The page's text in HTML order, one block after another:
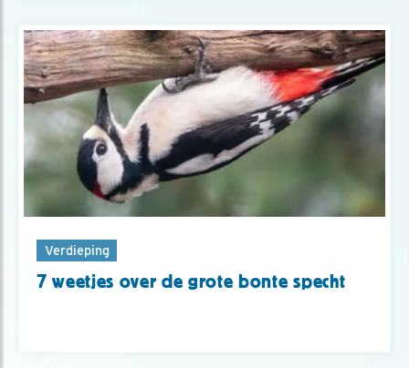
Verdieping
7 weetjes over de grote bonte specht